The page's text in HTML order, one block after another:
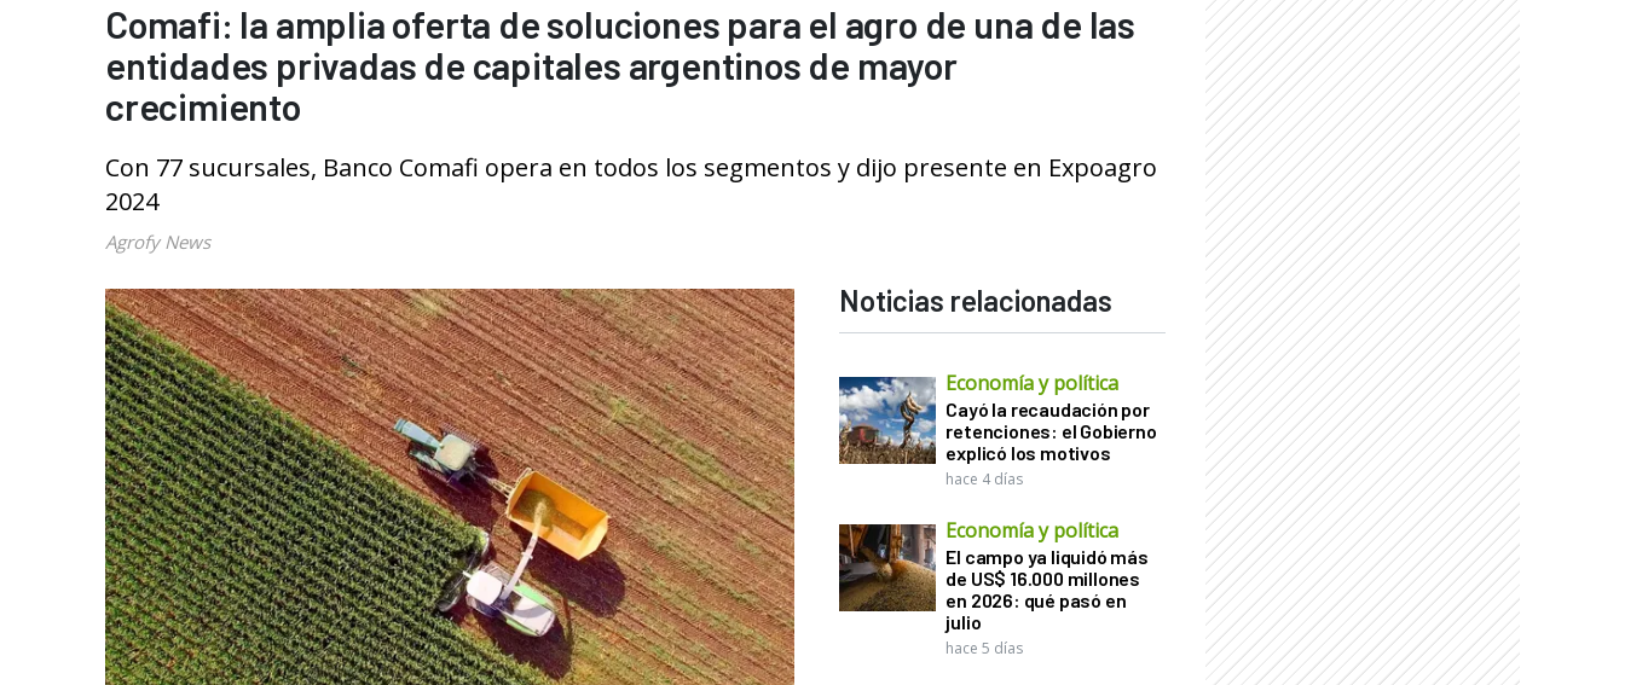
Comafi: la amplia oferta de soluciones para el agro de una de las
entidades privadas de capitales argentinos de mayor
crecimiento
Con 77 sucursales, Banco Comafi opera en todos los segmentos y dijo presente en Expoagro
2024
Agrofy News
Noticias relacionadas
Economía y política
Cayó la recaudación por
retenciones: el Gobierno
explicó los motivos
hace 4 días
Economía y política
El campo ya liquidó más
de US$ 16.000 millones
en 2026: qué pasó en
julio
hace 5 días